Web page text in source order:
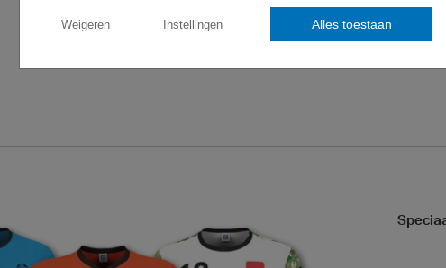
Weigeren Instellingen Alles toestaan